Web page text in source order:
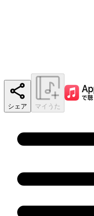
シェア マイうた